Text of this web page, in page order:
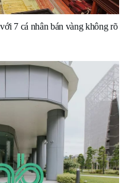
7 cá nhân bán vàng không rõ